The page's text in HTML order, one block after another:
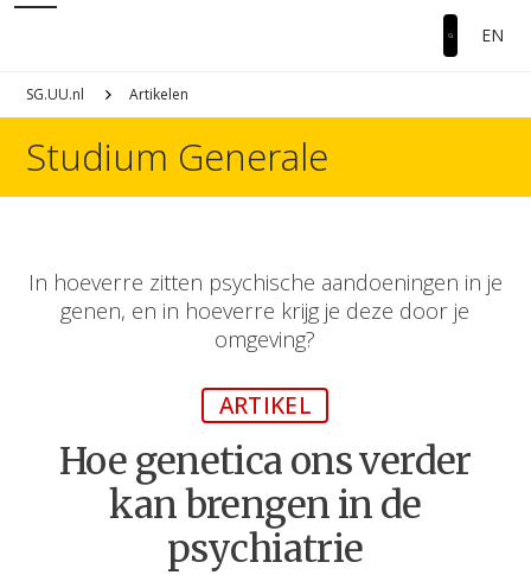
EN
SG.UU.nl Artikelen
Studium Generale
In hoeverre zitten psychische aandoeningen in je
genen, en in hoeverre krijg je deze door je
omgeving?
ARTIKEL
Hoe genetica ons verder
kan brengen in de
psychiatrie